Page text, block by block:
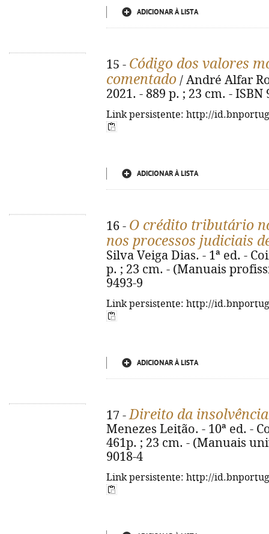
ADICIONAR À LISTA
15 - Código dos valores
comentado / André Alfar
2021. - 889 p. ; 23 cm. - ISBN
Link persistente: http://
ADICIONAR À LISTA
16 - O crédito tributário
nos processos judiciais
Silva Veiga Dias. - 1ª ed. -
p. ; 23 cm. - (Manuais
9493-9
Link persistente: http://
ADICIONAR À LISTA
17 -Direito da insolvência
Menezes Leitão. - 10ª ed. -
461p. ; 23 cm. - (Manuais
9018-4
Link persistente: http://